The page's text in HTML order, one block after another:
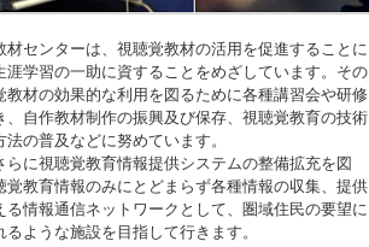
材センターは、視聴覚教材の活用を促進することに
涯学習の一助に資することをめざしています。その
教材の効果的な利用を図るために各種講習会や研修
、自作教材制作の振興及び保存、視聴覚教育の技術
法の普及などに努めています。
らに視聴覚教育情報提供システムの整備拡充を図
覚教育情報のみにとどまらず各種情報の収集、提供
る情報通信ネットワークとして、圏域住民の要望に
るような施設を目指して行きます。